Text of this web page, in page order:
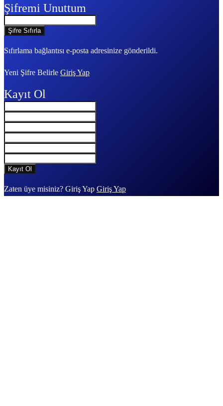
Şifremi Unuttum
Sıfırlama bağlantısı e-posta adresinize gönderildi.
Yeni Şifre Belirle Giriş Yap
Kayıt Ol
Zaten üye misiniz? Giriş Yap Giriş Yap